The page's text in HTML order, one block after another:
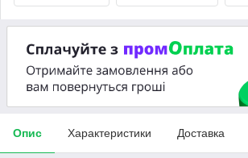
Опис Характеристики Доставка